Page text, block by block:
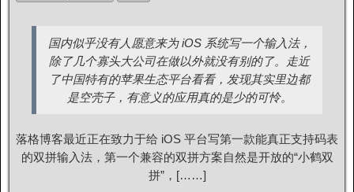
国内似乎没有人愿意来为 iOS 系统写一个输入法，
除了几个寡头大公司在做以外就没有别的了。走近
了中国特有的苹果生态平台看看，发现其实里边都
是空壳子，有意义的应用真的是少的可怜。
落格博客最近正在致力于给 iOS 平台写第一款能真正支持码表
的双拼输入法，第一个兼容的双拼方案自然是开放的“小鹤双
拼”，[……]